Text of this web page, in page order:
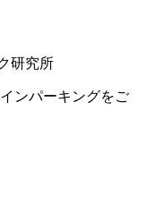
ンパーキングをご